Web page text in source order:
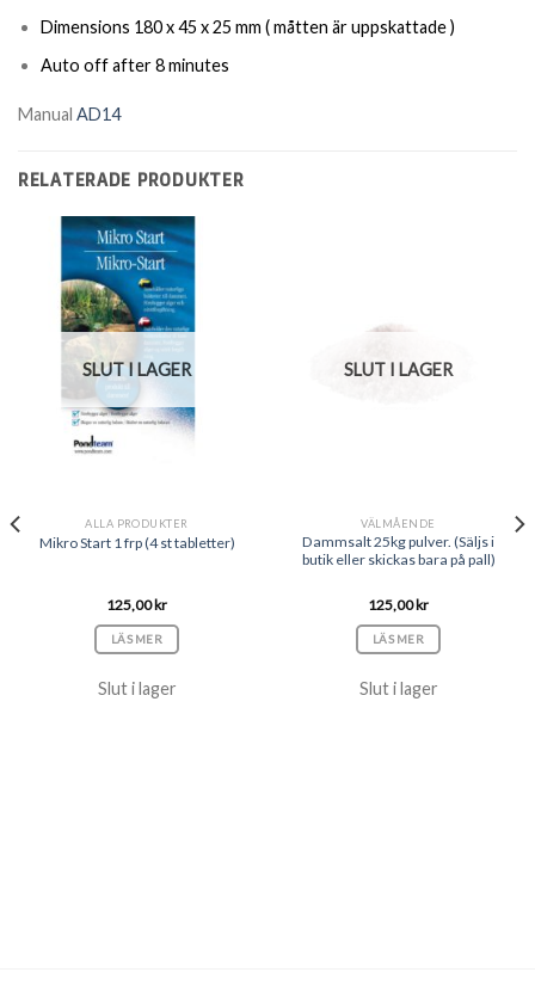
Dimensions 180 x 45 x 25 mm ( måtten är uppskattade )
Auto off after 8 minutes
Manual AD14
RELATERADE PRODUKTER
SLUT I LAGER
ALLA PRODUKTER
Mikro Start 1 frp (4 st tabletter)
125,00kr
LÄS MER
Slut i lager
SLUT I LAGER
VÄLMÅENDE
Dammsalt 25kg pulver. (Säljs i
butik eller skickas bara på pall)
125,00kr
LÄS MER
Slut i lager